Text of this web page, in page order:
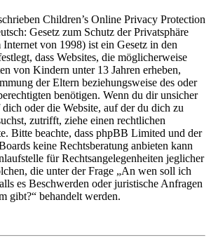
Children’s Online Privacy Protection
Gesetz zum Schutz der Privatsphäre
von 1998) ist ein Gesetz in den
dass Websites, die möglicherweise
von Kindern unter 13 Jahren erheben,
der Eltern beziehungsweise des oder
benötigen. Wenn du dir unsicher
oder die Website, auf der du dich zu
zutrifft, ziehe einen rechtlichen
Bitte beachte, dass phpBB Limited und der
keine Rechtsberatung anbieten kann
für Rechtsangelegenheiten jeglicher
die unter der Frage „An wen soll ich
es Beschwerden oder juristische Anfragen
gibt?“ behandelt werden.